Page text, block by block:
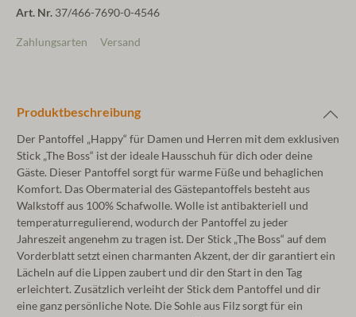
Art. Nr. 37/466-7690-0-4546
Zahlungsarten Versand
Produktbeschreibung
Der Pantoffel „Happy“ für Damen und Herren mit dem exklusiven
Stick „The Boss“ ist der ideale Hausschuh für dich oder deine
Gäste. Dieser Pantoffel sorgt für warme Füße und behaglichen
Komfort. Das Obermaterial des Gästepantoffels besteht aus
Walkstoff aus 100% Schafwolle. Wolle ist antibakteriell und
temperaturregulierend, wodurch der Pantoffel zu jeder
Jahreszeit angenehm zu tragen ist. Der Stick „The Boss“ auf dem
Vorderblatt setzt einen charmanten Akzent, der dir garantiert ein
Lächeln auf die Lippen zaubert und dir den Start in den Tag
erleichtert. Zusätzlich verleiht der Stick dem Pantoffel und dir
eine ganz persönliche Note. Die Sohle aus Filz sorgt für ein